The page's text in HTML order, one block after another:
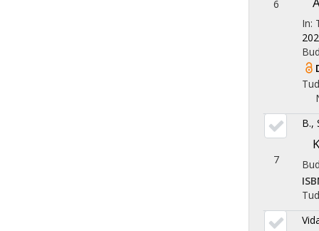
6
In:
7
B.,